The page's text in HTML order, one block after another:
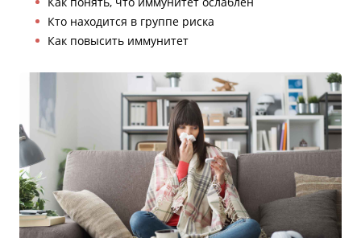
Кто находится в группе риска
Как повысить иммунитет